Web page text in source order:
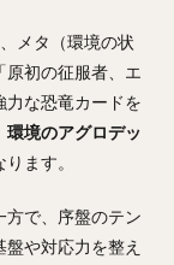
メタ（環境の状
原初の征服者、エ
力な恐竜カードを
環境のアグロデッ
ます。
方で、序盤のテン
や対応力を整え